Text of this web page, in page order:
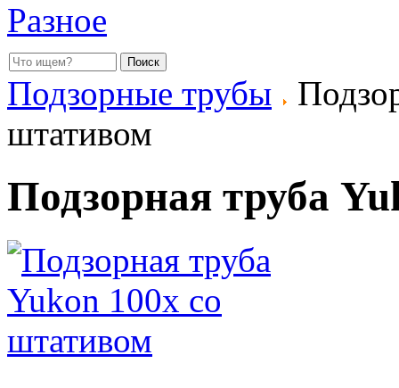
Разное
Подзорные трубы
штативом
Подзорная труба